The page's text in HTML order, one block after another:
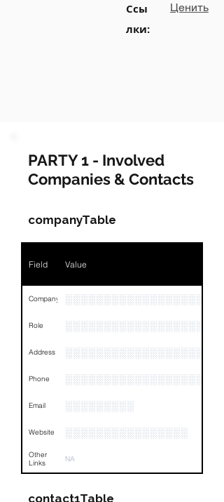
Ссы
лки:
Ценить
PARTY 1 - Involved
Companies & Contacts
companyTable
Field Value
Company
Role
Address
Phone
Email ░░░░░░░░░
Website ░░░░░░░░░░░░░░░░
Other
Links
NA
contact1Table